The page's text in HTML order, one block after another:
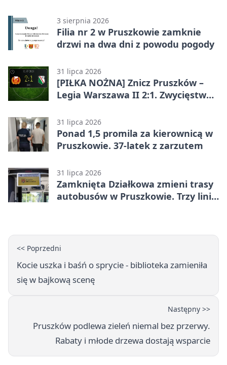
3 sierpnia 2026
Filia nr 2 w Pruszkowie zamknie
drzwi na dwa dni z powodu pogody
31 lipca 2026
[PIŁKA NOŻNA] Znicz Pruszków –
Legia Warszawa II 2:1. Zwycięstwo
minucie
31 lipca 2026
Ponad 1,5 promila za kierownicą w
Pruszkowie. 37-latek z zarzutem
31 lipca 2026
Zamknięta Działkowa zmieni trasy
autobusów w Pruszkowie. Trzy linie
<< Poprzedni
Kocie uszka i baśń o sprycie - biblioteka zamieniła
się w bajkową scenę
Następny >>
Pruszków podlewa zieleń niemal bez przerwy.
Rabaty i młode drzewa dostają wsparcie